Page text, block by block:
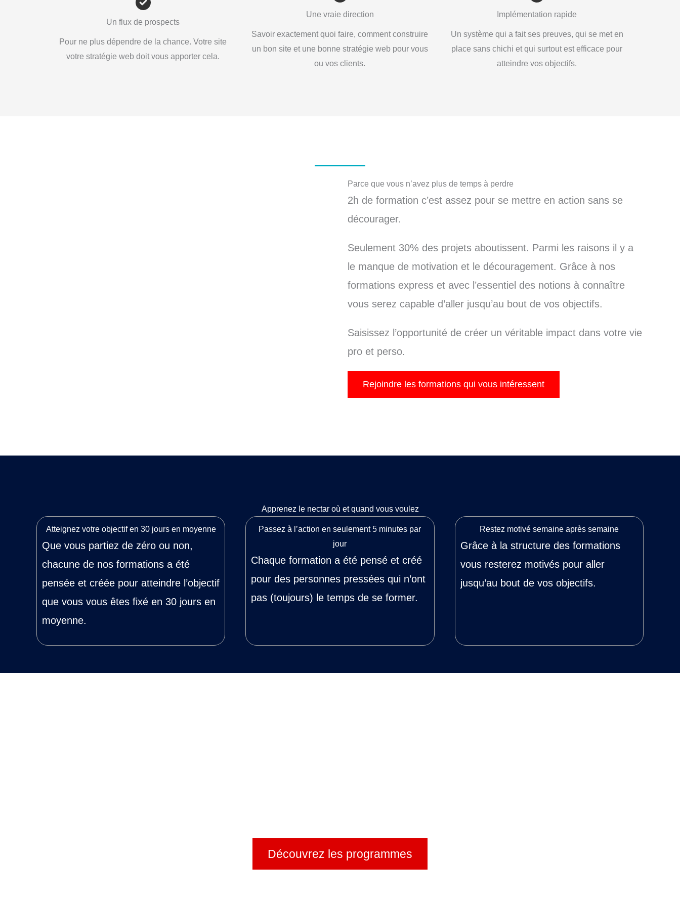
Un flux de prospects
Pour ne plus dépendre de la chance. Votre site
votre stratégie web doit vous apporter cela.
Une vraie direction
Savoir exactement quoi faire, comment construire
un bon site et une bonne stratégie web pour vous
ou vos clients.
Implémentation rapide
Un système qui a fait ses preuves, qui se met en
place sans chichi et qui surtout est efficace pour
atteindre vos objectifs.
Parce que vous n’avez plus de temps à perdre
2h de formation c’est assez pour se mettre en action sans se
décourager.
Seulement 30% des projets aboutissent. Parmi les raisons il y a
le manque de motivation et le découragement. Grâce à nos
formations express et avec l’essentiel des notions à connaître
vous serez capable d’aller jusqu’au bout de vos objectifs.
Saisissez l’opportunité de créer un véritable impact dans votre vie
pro et perso.
Rejoindre les formations qui vous intéressent
Apprenez le nectar où et quand vous voulez
Atteignez votre objectif en 30 jours en moyenne
Que vous partiez de zéro ou non,
chacune de nos formations a été
pensée et créée pour atteindre l’objectif
que vous vous êtes fixé en 30 jours en
moyenne.
Passez à l’action en seulement 5 minutes par
jour
Chaque formation a été pensé et créé
pour des personnes pressées qui n’ont
pas (toujours) le temps de se former.
Restez motivé semaine après semaine
Grâce à la structure des formations
vous resterez motivés pour aller
jusqu’au bout de vos objectifs.
Découvrez les programmes